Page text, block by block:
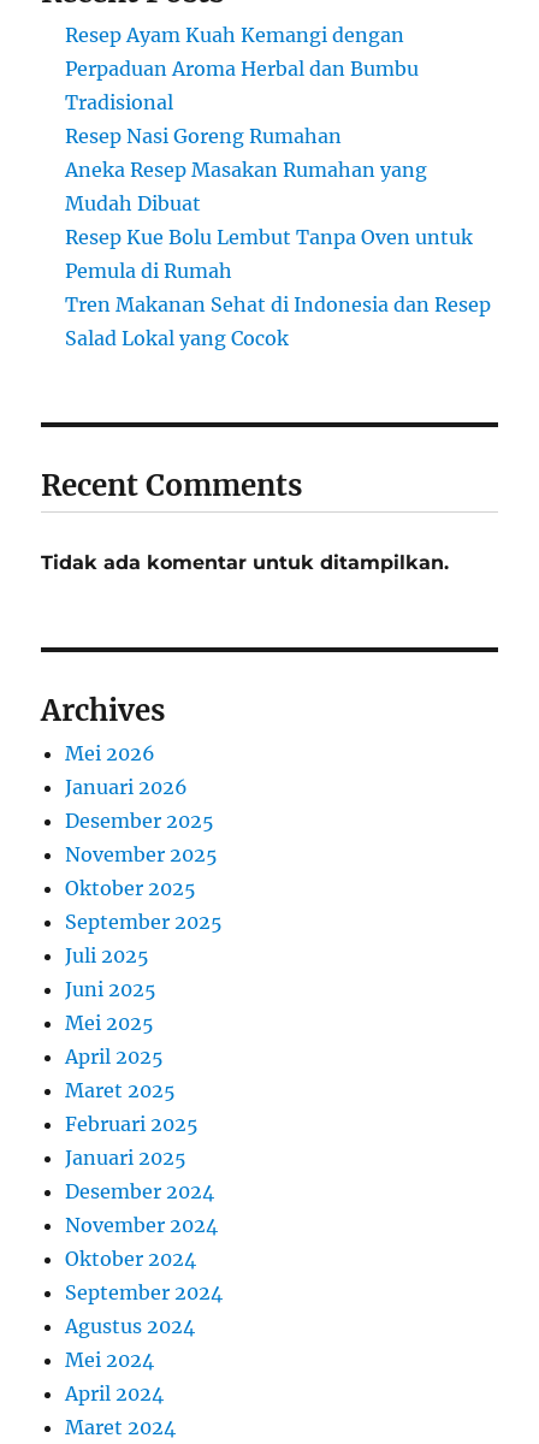
Resep Ayam Kuah Kemangi dengan
Perpaduan Aroma Herbal dan Bumbu
Tradisional
Resep Nasi Goreng Rumahan
Aneka Resep Masakan Rumahan yang
Mudah Dibuat
Resep Kue Bolu Lembut Tanpa Oven untuk
Pemula di Rumah
Tren Makanan Sehat di Indonesia dan Resep
Salad Lokal yang Cocok
Recent Comments
Tidak ada komentar untuk ditampilkan.
Archives
Mei 2026
Januari 2026
Desember 2025
November 2025
Oktober 2025
September 2025
Juli 2025
Juni 2025
Mei 2025
April 2025
Maret 2025
Februari 2025
Januari 2025
Desember 2024
November 2024
Oktober 2024
September 2024
Agustus 2024
Mei 2024
April 2024
Maret 2024